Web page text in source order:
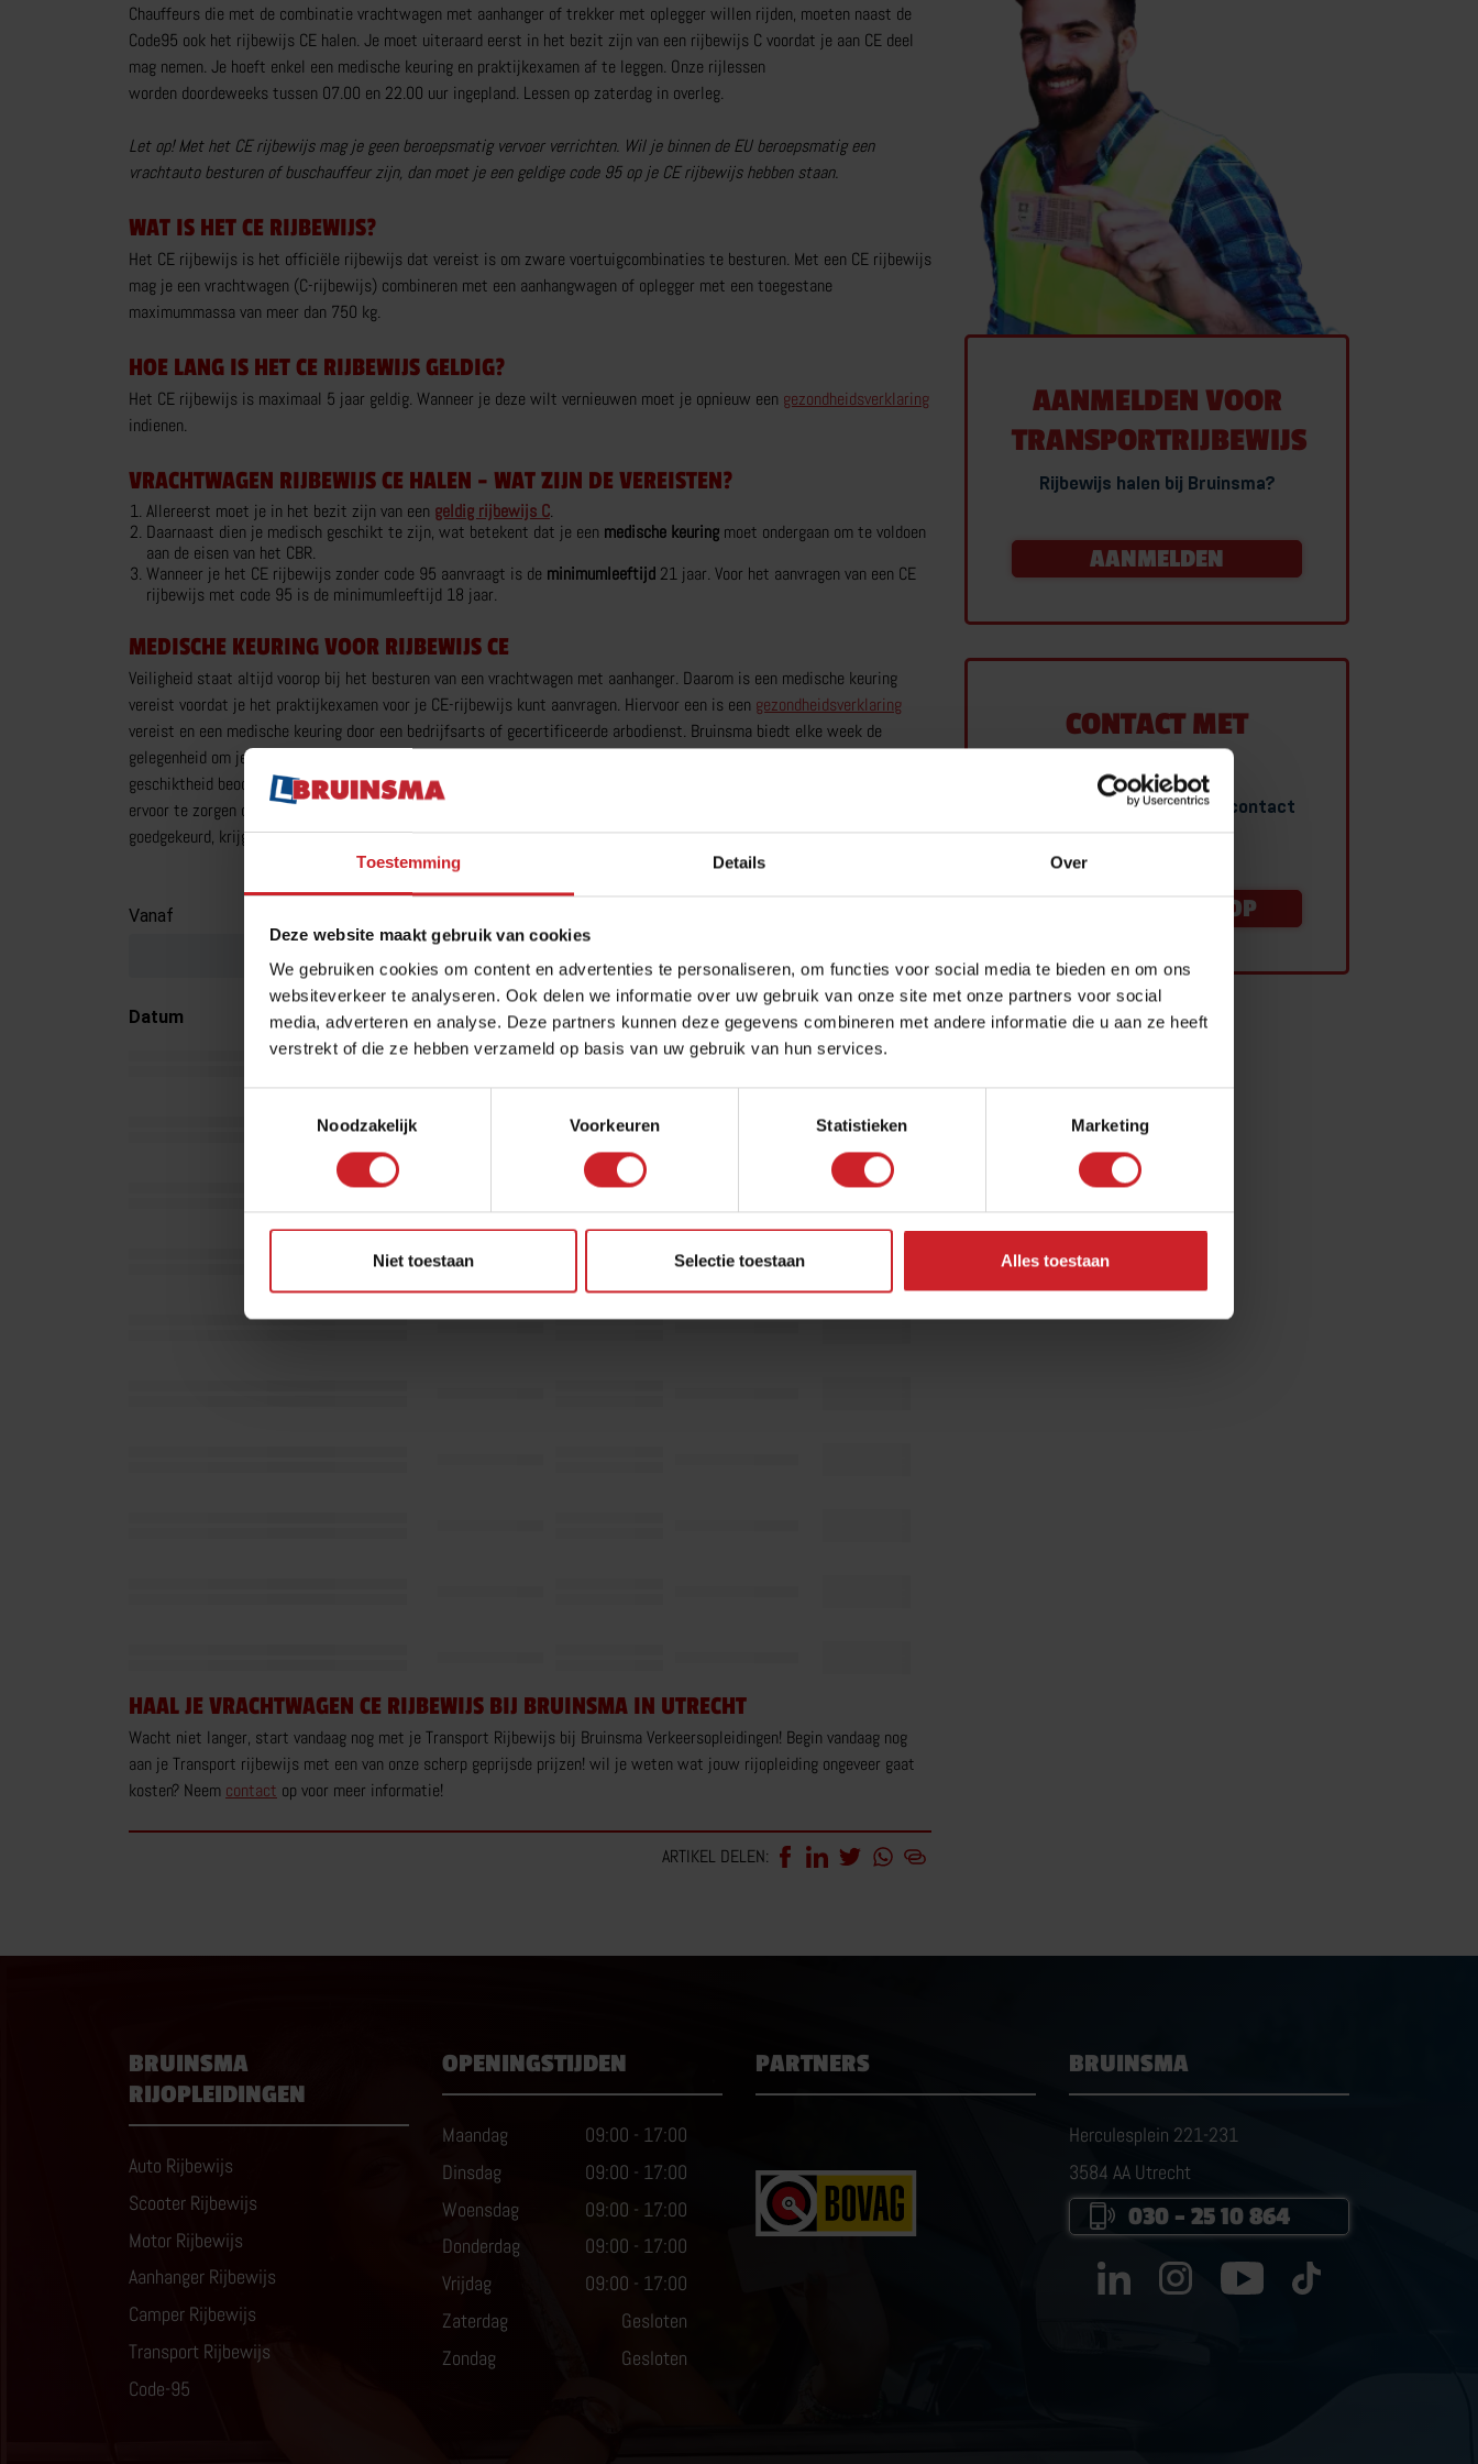
Toestemming Details Over
Deze website maakt gebruik van cookies
We gebruiken cookies om content en advertenties te personaliseren, om functies voor social media te bieden en om ons
websiteverkeer te analyseren. Ook delen we informatie over uw gebruik van onze site met onze partners voor social
media, adverteren en analyse. Deze partners kunnen deze gegevens combineren met andere informatie die u aan ze heeft
verstrekt of die ze hebben verzameld op basis van uw gebruik van hun services.
Noodzakelijk
Voorkeuren Statistieken Marketing
Niet toestaan Selectie toestaan Alles toestaan
Chauffeurs die met de combinatie vrachtwagen met aanhanger of trekker met oplegger willen rijden, moeten naast de
Code95 ook het rijbewijs CE halen. Je moet uiteraard eerst in het bezit zijn van een rijbewijs C voordat je aan CE deel
mag nemen. Je hoeft enkel een medische keuring en praktijkexamen af te leggen. Onze rijlessen
worden doordeweeks tussen 07.00 en 22.00 uur ingepland. Lessen op zaterdag in overleg.
Let op! Met het CE rijbewijs mag je geen beroepsmatig vervoer verrichten. Wil je binnen de EU beroepsmatig een
vrachtauto besturen of buschauffeur zijn, dan moet je een geldige code 95 op je CE rijbewijs hebben staan.
WAT IS HET CE RIJBEWIJS?
Het CE rijbewijs is het officiële rijbewijs dat vereist is om zware voertuigcombinaties te besturen. Met een CE rijbewijs
mag je een vrachtwagen (C-rijbewijs) combineren met een aanhangwagen of oplegger met een toegestane
maximummassa van meer dan 750 kg.
HOE LANG IS HET CE RIJBEWIJS GELDIG?
Het CE rijbewijs is maximaal 5 jaar geldig. Wanneer je deze wilt vernieuwen moet je opnieuw een gezondheidsverklaring
indienen.
VRACHTWAGEN RIJBEWIJS CE HALEN - WAT ZIJN DE VEREISTEN?
Allereerst moet je in het bezit zijn van een geldig rijbewijs C.
Daarnaast dien je medisch geschikt te zijn, wat betekent dat je een medische keuring moet ondergaan om te voldoen
aan de eisen van het CBR.
Wanneer je het CE rijbewijs zonder code 95 aanvraagt is de minimumleeftijd 21 jaar. Voor het aanvragen van een CE
rijbewijs met code 95 is de minimumleeftijd 18 jaar.
MEDISCHE KEURING VOOR RIJBEWIJS CE
Veiligheid staat altijd voorop bij het besturen van een vrachtwagen met aanhanger. Daarom is een medische keuring
vereist voordat je het praktijkexamen voor je CE-rijbewijs kunt aanvragen. Hiervoor een is een gezondheidsverklaring
vereist en een medische keuring door een bedrijfsarts of gecertificeerde arbodienst. Bruinsma biedt elke week de
gelegenheid om je door een gecertificeerde keuringsarts te laten keuren. Tijdens de keuring worden je gezondheid en
geschiktheid beoordeeld om een vrachtwagen te besturen. Het is belangrijk om te voldoen aan de medische eisen om
ervoor te zorgen dat je veilig de weg op kunt en geen risico vormt voor jezelf en andere weggebruikers. Wanneer je bent
goedgekeurd, krijg je een verklaring van geschiktheid. Deze wordt naar het RDW gestuurd en is 1 jaar geldig.
Vanaf
Datum Locatie Instructeur(s)Beschikbaarheid
HAAL JE VRACHTWAGEN CE RIJBEWIJS BIJ BRUINSMA IN UTRECHT
Wacht niet langer, start vandaag nog met je Transport Rijbewijs bij Bruinsma Verkeersopleidingen! Begin vandaag nog
aan je Transport rijbewijs met een van onze scherp geprijsde prijzen! wil je weten wat jouw rijopleiding ongeveer gaat
kosten? Neem contact op voor meer informatie!
ARTIKEL DELEN:
AANMELDEN VOOR
TRANSPORTRIJBEWIJS
Rijbewijs halen bij Bruinsma?
AANMELDEN
CONTACT MET
BRUINSMA
Heb je een vraag of wil je contact
met ons team?
NEEM CONTACT OP
BRUINSMA
RIJOPLEIDINGEN
Auto Rijbewijs
Scooter Rijbewijs
Motor Rijbewijs
Aanhanger Rijbewijs
Camper Rijbewijs
Transport Rijbewijs
Code-95
OPENINGSTIJDEN
Maandag 09:00 - 17:00
Dinsdag
09:00 - 17:00
Woensdag
09:00 - 17:00
Donderdag
09:00 - 17:00
Vrijdag
09:00 - 17:00
Zaterdag
Gesloten
Zondag
Gesloten
PARTNERS BRUINSMA
Herculesplein 221-231
3584 AA Utrecht
030 – 25 10 864
MOTORRIJBEWIJS
TRY THE BIKE
VOERTUIGBEHEERSING
VERKEERSDEELNEMING
MEER OVER MOTORRIJBEWIJS
CAMPER RIJBEWIJS
RIJBEWIJS C1
RIJVAARDIGHEIDSTRAINING
CAMPERRIJBEWIJS NKC
TRANSPORT RIJBEWIJS
TRANSPORTOPLEIDINGEN
CHAUFFEUR WORDEN
C1 BEROEPSMATIG
MEER OVER TRANSPORT RIJBEWIJS
WERKEN BIJ BRUINSMA
OVER BRUINSMA
BRUINSMA RIJOPLEIDINGEN
ZOEKEN
030 – 25 10 864